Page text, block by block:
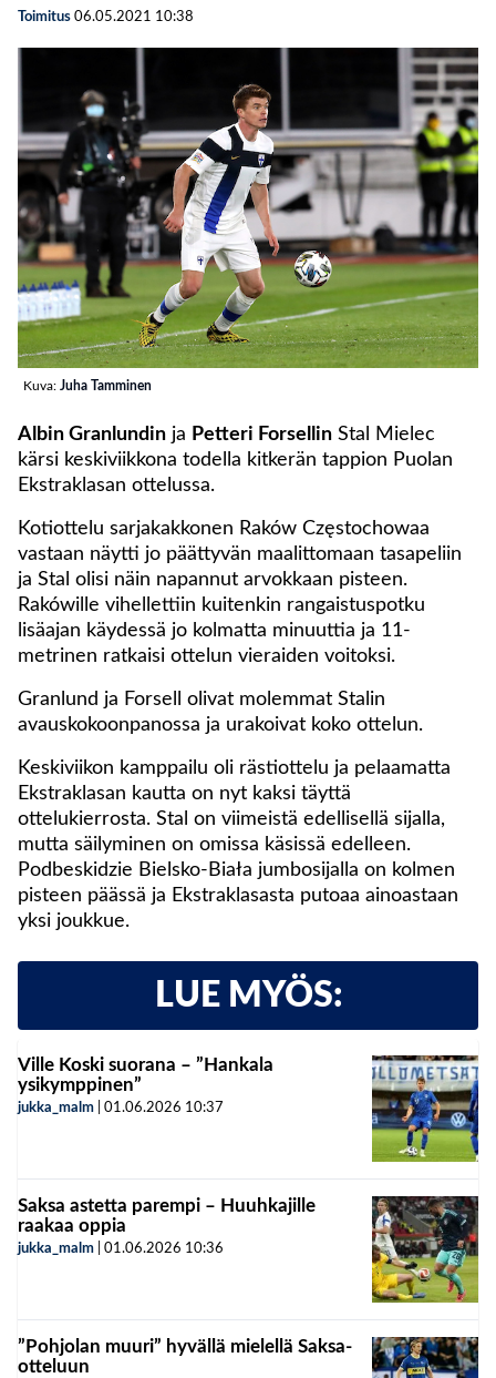
Toimitus 06.05.2021 10:38
Kuva: Juha Tamminen
Albin Granlundin ja Petteri Forsellin Stal Mielec
kärsi keskiviikkona todella kitkerän tappion Puolan
Ekstraklasan ottelussa.
Kotiottelu sarjakakkonen Raków Częstochowaa
vastaan näytti jo päättyvän maalittomaan tasapeliin
ja Stal olisi näin napannut arvokkaan pisteen.
Rakówille vihellettiin kuitenkin rangaistuspotku
lisäajan käydessä jo kolmatta minuuttia ja 11-
metrinen ratkaisi ottelun vieraiden voitoksi.
Granlund ja Forsell olivat molemmat Stalin
avauskokoonpanossa ja urakoivat koko ottelun.
Keskiviikon kamppailu oli rästiottelu ja pelaamatta
Ekstraklasan kautta on nyt kaksi täyttä
ottelukierrosta. Stal on viimeistä edellisellä sijalla,
mutta säilyminen on omissa käsissä edelleen.
Podbeskidzie Bielsko-Biała jumbosijalla on kolmen
pisteen päässä ja Ekstraklasasta putoaa ainoastaan
yksi joukkue.
LUE MYÖS:
Ville Koski suorana – ”Hankala
ysikymppinen”
jukka_malm 01.06.2026 10:37
Saksa astetta parempi – Huuhkajille
raakaa oppia
jukka_malm 01.06.2026 10:36
”Pohjolan muuri” hyvällä mielellä Saksa-
otteluun